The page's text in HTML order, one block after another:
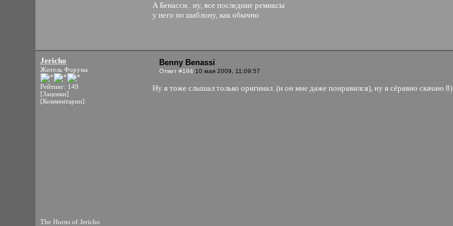
А Бенасси.. ну, все последние ремиксы
у него по шаблону, как обычно
Jericho
Житель Форума
Рейтинг: 149
[Заценки]
[Комментарии]
The Horns of Jericho
Benny Benassi
Ответ #194 10 мая 2009, 11:09:57
Ну я тоже слышал только оригинал. (и он мне даже понравился), ну я сёравно скачаю 8)